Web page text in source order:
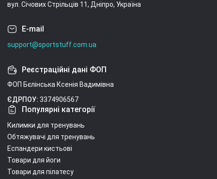
вул. Січових Стрільців 11, Дніпро, Україна
E-mail
support@sportstuff.com.ua
Реєстраційні дані ФОП
ФОП Бєлінська Ксенія Вадимівна
ЄДРПОУ: 3374906567
Популярні категорії
Килимки для тренувань
Обтяжувачі для тренувань
Еспандери кистьові
Товари для йоги
Товари для пілатесу